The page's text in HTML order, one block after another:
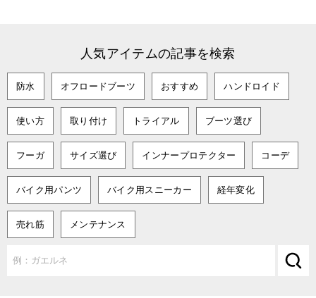
人気アイテムの記事を検索
防水 オフロードブーツ おすすめ ハンドロイド
使い方 取り付け トライアル ブーツ選び
フーガ サイズ選び インナープロテクター コーデ
バイク用パンツ バイク用スニーカー 経年変化
売れ筋 メンテナンス